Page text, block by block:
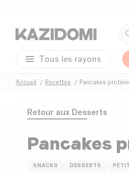
Tous les rayons
Accueil Recettes Pancakes
Retour aux Desserts
Pancakes
SNACKS DESSERTS